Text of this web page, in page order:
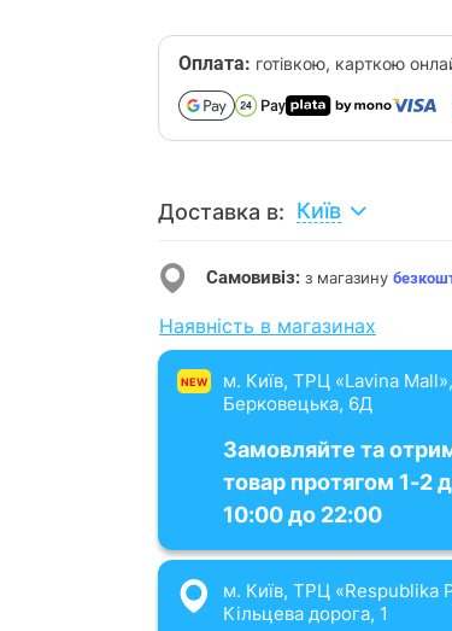
Оплата: готівкою, карткою
Доставка в: Київ
Самовивіз: з магазину
Наявність в магазинах
NEW
м. Київ, ТРЦ «Lavina
Берковецька, 6Д
Замовляйте та
товар протягом 1-2
10:00 до 22:00
м. Київ, ТРЦ «Respublika
Кільцева дорога, 1